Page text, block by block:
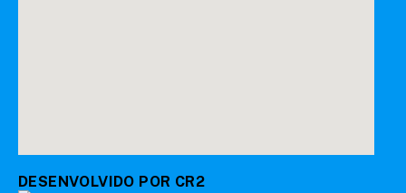
DESENVOLVIDO POR CR2